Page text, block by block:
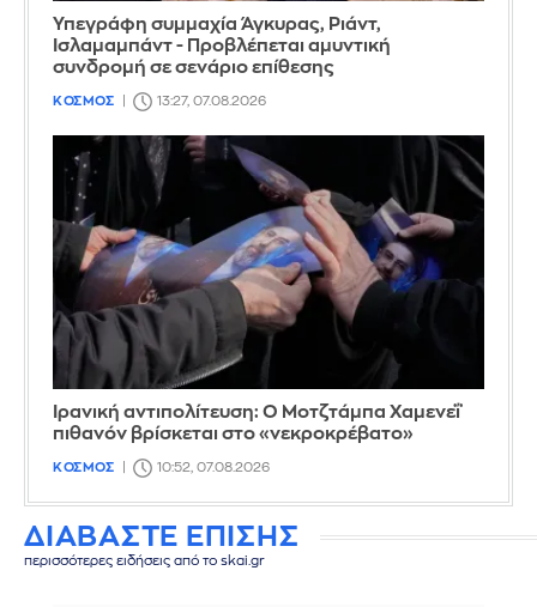
Υπεγράφη συμμαχία Άγκυρας, Ριάντ,
Ισλαμαμπάντ - Προβλέπεται αμυντική
συνδρομή σε σενάριο επίθεσης
ΚΟΣΜΟΣ 13:27, 07.08.2026
Ιρανική αντιπολίτευση: Ο Μοτζτάμπα Χαμενεΐ
πιθανόν βρίσκεται στο «νεκροκρέβατο»
ΚΟΣΜΟΣ 10:52, 07.08.2026
ΔΙΑΒΑΣΤΕ ΕΠΙΣΗΣ
περισσότερες ειδήσεις από το skai.gr